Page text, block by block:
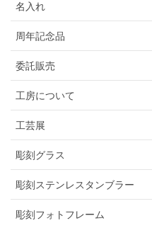
名入れ
周年記念品
委託販売
工房について
工芸展
彫刻グラス
彫刻ステンレスタンブラー
彫刻フォトフレーム